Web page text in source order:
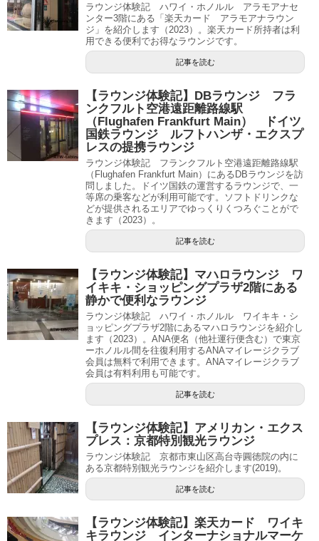
ラウンジ体験記 ハワイ・ホノルル アラモアナセ
ンター3階にある「楽天カード アラモアナラウン
ジ」を紹介します（2023）。楽天カード所持者は利
用できる便利でお得なラウンジです。
記事を読む
【ラウンジ体験記】DBラウンジ フラ
ンクフルト空港遠距離路線駅
（Flughafen Frankfurt Main） ドイツ
国鉄ラウンジ ルフトハンザ・エクスプ
レスの提携ラウンジ
ラウンジ体験記 フランクフルト空港遠距離路線駅
（Flughafen Frankfurt Main）にあるDBラウンジを訪
問しました。ドイツ国鉄の運営するラウンジで、一
等席の乗客などが利用可能です。ソフトドリンクな
どが提供されるエリアでゆっくりくつろぐことがで
きます（2023）。
記事を読む
【ラウンジ体験記】マハロラウンジ ワ
イキキ・ショッピングプラザ2階にある
静かで便利なラウンジ
ラウンジ体験記 ハワイ・ホノルル ワイキキ・シ
ョッピングプラザ2階にあるマハロラウンジを紹介し
ます（2023）。ANA便名（他社運行便含む）で東京
ーホノルル間を往復利用するANAマイレージクラブ
会員は無料で利用できます。ANAマイレージクラブ
会員は有料利用も可能です。
記事を読む
【ラウンジ体験記】アメリカン・エクス
プレス：京都特別観光ラウンジ
ラウンジ体験記 京都市東山区高台寺圓徳院の内に
ある京都特別観光ラウンジを紹介します(2019)。
記事を読む
【ラウンジ体験記】楽天カード ワイキ
キラウンジ インターナショナルマーケ